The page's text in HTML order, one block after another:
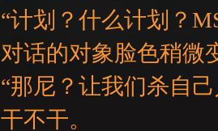
“计划？什么计划？
对话的对象脸色稍微
“那尼？让我们杀自
干不干。